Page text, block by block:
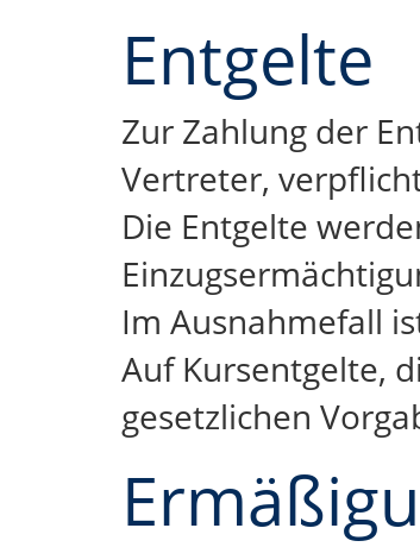
Entgelte
Zur Zahlung der
Vertreter,
Die Entgelte
Im Ausnahmefall
Auf Kursentgelte,
gesetzlichen